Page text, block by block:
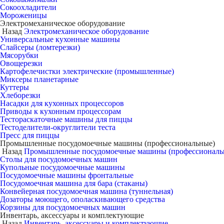
Сокоохладители
Мороженицы
Электромеханическое оборудование
Назад Электромеханическое оборудование
Универсальные кухонные машины
Слайсеры (ломтерезки)
Мясорубки
Овощерезки
Картофелечистки электрические (промышленные)
Миксеры планетарные
Куттеры
Хлеборезки
Насадки для кухонных процессоров
Приводы к кухонным процессорам
Тестораскаточные машины для пиццы
Тестоделители-округлители теста
Пресс для пиццы
Промышленные посудомоечные машины (профессиональные)
Назад Промышленные посудомоечные машины
Столы для посудомоечных машин
Купольные посудомоечные машины
Посудомоечные машины фронтальные
Посудомоечная машина для бара (стаканы)
Конвейерная посудомоечная машина (туннельная)
Дозаторы моющего, ополаскивающего средства
Корзины для посудомоечных машин
Инвентарь, аксессуары и комплектующие